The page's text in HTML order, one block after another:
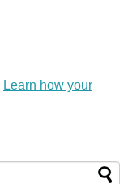
Learn how your